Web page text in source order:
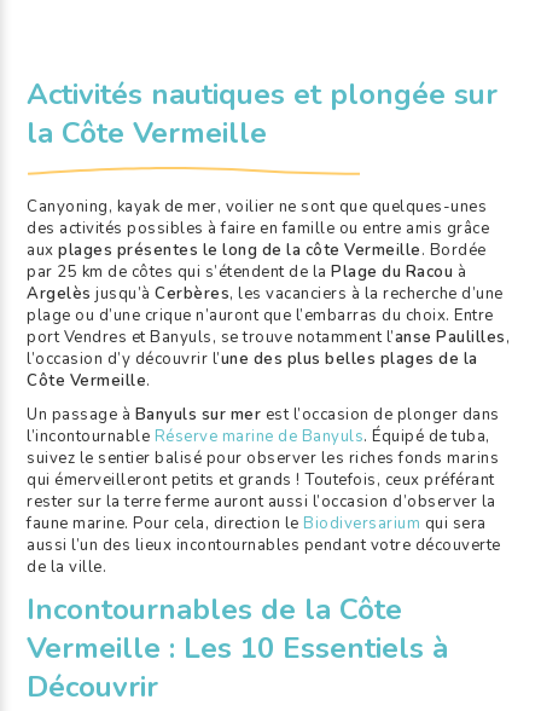
Activités nautiques et plongée sur
la Côte Vermeille
Canyoning, kayak de mer, voilier ne sont que quelques-unes
des activités possibles à faire en famille ou entre amis grâce
auxplages présentes le long de la côte Vermeille. Bordée
par 25 km de côtes qui s’étendent de laPlage du Racou à
Argelès jusqu’àCerbères, les vacanciers à la recherche d’une
plage ou d’une crique n’auront que l’embarras du choix. Entre
port Vendres et Banyuls, se trouve notamment l’anse Paulilles,
l’occasion d’y découvrir l’une des plus belles plages de la
Côte Vermeille.
Un passage à Banyuls sur mer est l’occasion de plonger dans
l’incontournable Réserve marine de Banyuls. Équipé de tuba,
suivez le sentier balisé pour observer les riches fonds marins
qui émerveilleront petits et grands ! Toutefois, ceux préférant
rester sur la terre ferme auront aussi l’occasion d’observer la
faune marine. Pour cela, direction le Biodiversarium qui sera
aussi l’un des lieux incontournables pendant votre découverte
de la ville.
Incontournables de la Côte
Vermeille : Les 10 Essentiels à
Découvrir